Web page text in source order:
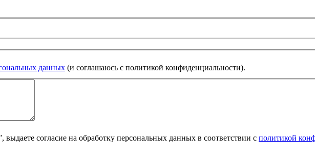
данных(и соглашаюсь с политикой конфиденциальности).
согласие на обработку персональных данных в соответствии с политикой